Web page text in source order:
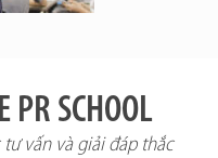
PR SCHOOL
vấn và giải đáp thắc